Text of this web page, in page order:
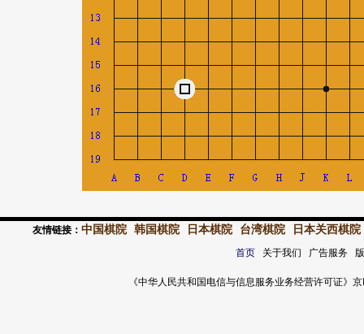
友情链接： 中国棋院 韩国棋院 日本棋院 台湾棋院 日本关西棋院
首页关于我们 广告服务
《中华人民共和国电信与信息服务业务经营许可证